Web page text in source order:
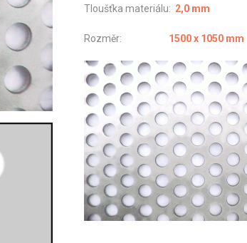
Tloušťka materiálu: 2,0 mm
Rozměr: 1500 x 1050 mm